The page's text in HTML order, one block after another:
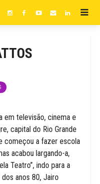
em televisão, cinema e
capital do Rio Grande
começou a fazer escola
acabou largando-a,
Teatro”, indo para a
anos 80, Jairo